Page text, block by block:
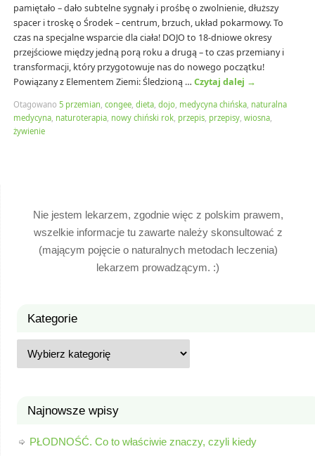
pamiętało – dało subtelne sygnały i prośbę o zwolnienie, dłuższy
spacer i troskę o Środek – centrum, brzuch, układ pokarmowy. To
czas na specjalne wsparcie dla ciała! DOJO to 18-dniowe okresy
przejściowe między jedną porą roku a drugą – to czas przemiany i
transformacji, który przygotowuje nas do nowego początku!
Powiązany z Elementem Ziemi: Śledzioną … Czytaj dalej →
Otagowano 5 przemian, congee, dieta, dojo, medycyna chińska, naturalna
medycyna, naturoterapia, nowy chiński rok, przepis, przepisy, wiosna,
żywienie
Nie jestem lekarzem, zgodnie więc z polskim prawem,
wszelkie informacje tu zawarte należy skonsultować z
(mającym pojęcie o naturalnych metodach leczenia)
lekarzem prowadzącym. :)
Kategorie
Najnowsze wpisy
PŁODNOŚĆ. Co to właściwie znaczy, czyli kiedy